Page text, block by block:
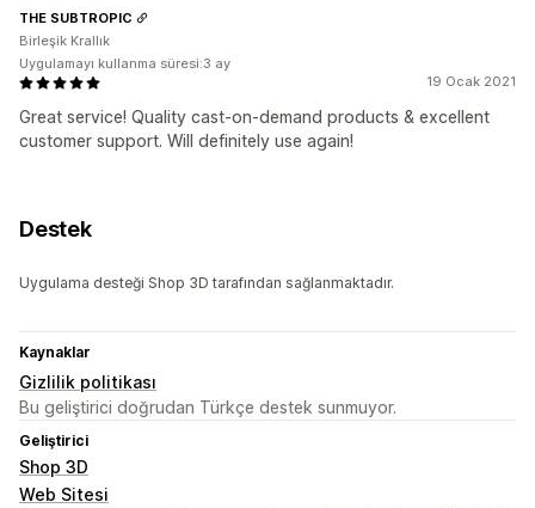
19 Ocak 2021
Great service! Quality cast-on-demand products & excellent
customer support. Will definitely use again!
THE SUBTROPIC
Birleşik Krallık
Uygulamayı kullanma süresi:3 ay
Destek
Uygulama desteği Shop 3D tarafından sağlanmaktadır.
Kaynaklar
Gizlilik politikası
Bu geliştirici doğrudan Türkçe destek sunmuyor.
Geliştirici
Shop 3D
Web Sitesi